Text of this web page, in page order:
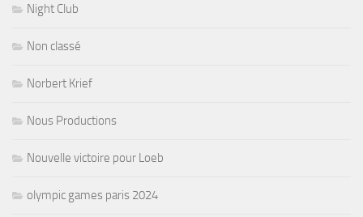
Night Club
Non classé
Norbert Krief
Nous Productions
Nouvelle victoire pour Loeb
olympic games paris 2024